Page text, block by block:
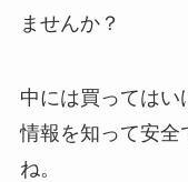
ませんか？
中には買ってはい
情報を知って安全
ね。